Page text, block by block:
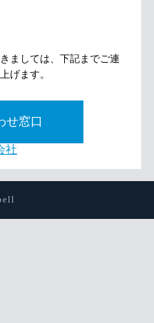
ましては、下記までご連
げます。
せ窓口
社